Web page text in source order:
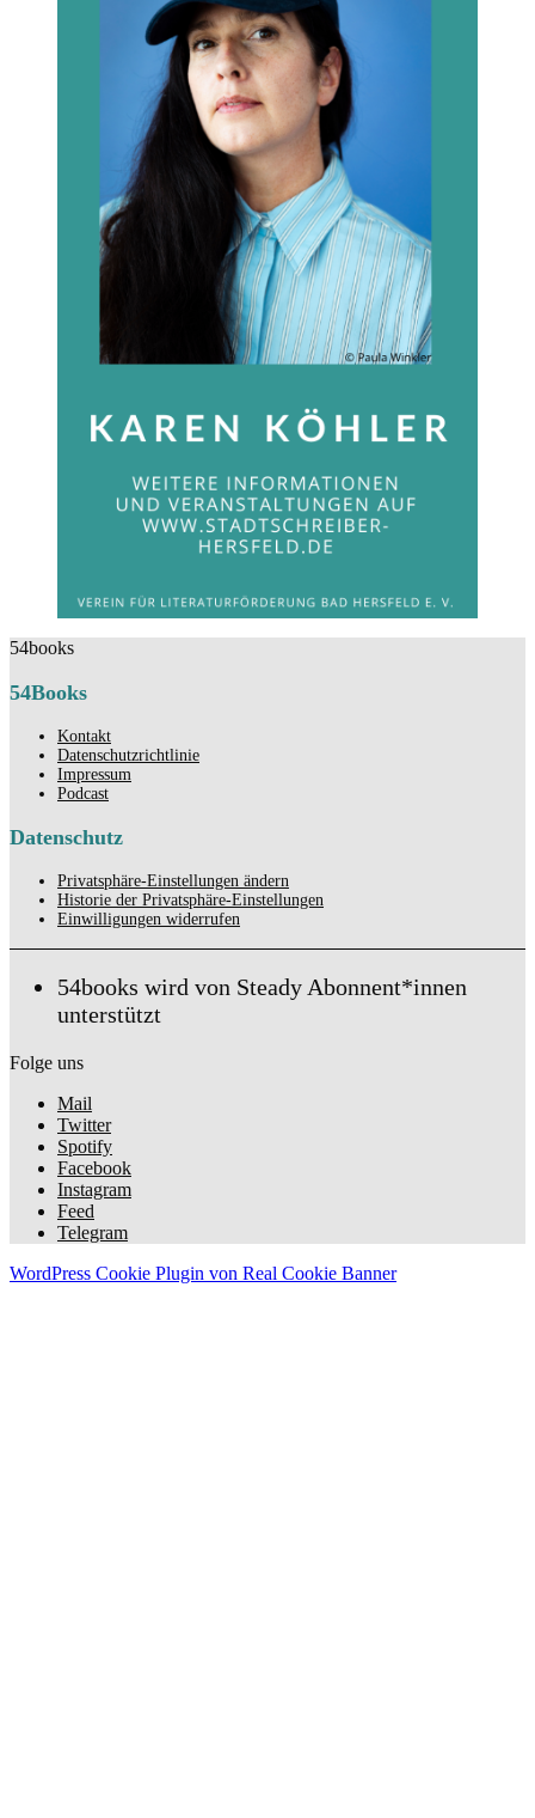
54books
54Books
Kontakt
Datenschutzrichtlinie
Impressum
Podcast
Datenschutz
Privatsphäre-Einstellungen ändern
Historie der Privatsphäre-Einstellungen
Einwilligungen widerrufen
54books wird von Steady Abonnent*innen
unterstützt
Folge uns
Mail
Twitter
Spotify
Facebook
Instagram
Feed
Telegram
WordPress Cookie Plugin von Real Cookie Banner